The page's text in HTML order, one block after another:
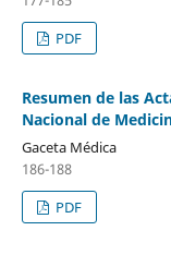
PDF
Resumen de las
Nacional de
Gaceta Médica
186-188
PDF